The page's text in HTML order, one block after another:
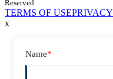
Reserved
TERMS OF USEPRIVACY
x
Name*